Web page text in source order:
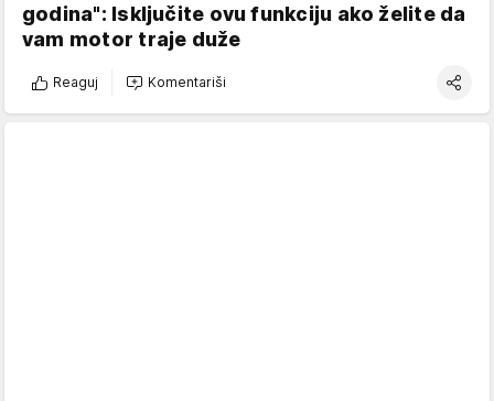
godina": Isključite ovu funkciju ako želite da
vam motor traje duže
Reaguj Komentariši